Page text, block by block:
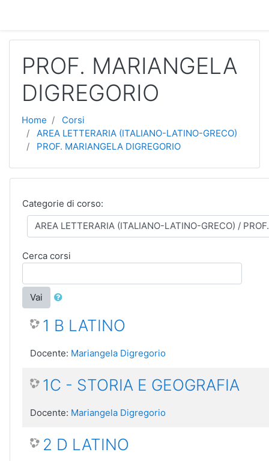
PROF. MARIANGELA
DIGREGORIO
Home
Corsi
AREA LETTERARIA (ITALIANO-LATINO-GRECO)
PROF. MARIANGELA DIGREGORIO
Categorie di corso:
Cerca corsi
Vai
1 B LATINO
Docente: Mariangela Digregorio
1C - STORIA E GEOGRAFIA
Docente: Mariangela Digregorio
2 D LATINO